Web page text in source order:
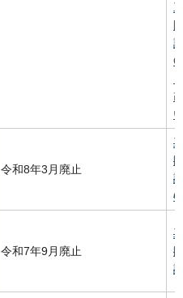
令和8年3月廃止
令和7年9月廃止